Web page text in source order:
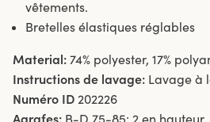
vêtements.
Bretelles élastiques réglables
Material: 74% polyester, 17%
Instructions de lavage: Lavage à
Numéro ID 202226